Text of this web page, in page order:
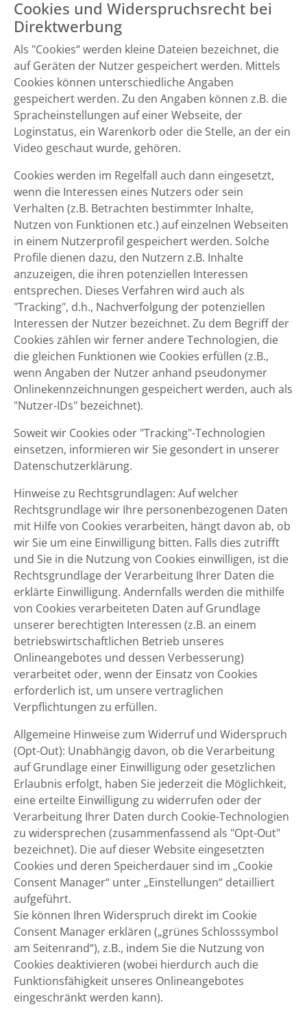
Cookies und Widerspruchsrecht bei
Direktwerbung
Als "Cookies“ werden kleine Dateien bezeichnet, die
auf Geräten der Nutzer gespeichert werden. Mittels
Cookies können unterschiedliche Angaben
gespeichert werden. Zu den Angaben können z.B. die
Spracheinstellungen auf einer Webseite, der
Loginstatus, ein Warenkorb oder die Stelle, an der ein
Video geschaut wurde, gehören.
Cookies werden im Regelfall auch dann eingesetzt,
wenn die Interessen eines Nutzers oder sein
Verhalten (z.B. Betrachten bestimmter Inhalte,
Nutzen von Funktionen etc.) auf einzelnen Webseiten
in einem Nutzerprofil gespeichert werden. Solche
Profile dienen dazu, den Nutzern z.B. Inhalte
anzuzeigen, die ihren potenziellen Interessen
entsprechen. Dieses Verfahren wird auch als
"Tracking", d.h., Nachverfolgung der potenziellen
Interessen der Nutzer bezeichnet. Zu dem Begriff der
Cookies zählen wir ferner andere Technologien, die
die gleichen Funktionen wie Cookies erfüllen (z.B.,
wenn Angaben der Nutzer anhand pseudonymer
Onlinekennzeichnungen gespeichert werden, auch als
"Nutzer-IDs" bezeichnet).
Soweit wir Cookies oder "Tracking"-Technologien
einsetzen, informieren wir Sie gesondert in unserer
Datenschutzerklärung.
Hinweise zu Rechtsgrundlagen: Auf welcher
Rechtsgrundlage wir Ihre personenbezogenen Daten
mit Hilfe von Cookies verarbeiten, hängt davon ab, ob
wir Sie um eine Einwilligung bitten. Falls dies zutrifft
und Sie in die Nutzung von Cookies einwilligen, ist die
Rechtsgrundlage der Verarbeitung Ihrer Daten die
erklärte Einwilligung. Andernfalls werden die mithilfe
von Cookies verarbeiteten Daten auf Grundlage
unserer berechtigten Interessen (z.B. an einem
betriebswirtschaftlichen Betrieb unseres
Onlineangebotes und dessen Verbesserung)
verarbeitet oder, wenn der Einsatz von Cookies
erforderlich ist, um unsere vertraglichen
Verpflichtungen zu erfüllen.
Allgemeine Hinweise zum Widerruf und Widerspruch
(Opt-Out): Unabhängig davon, ob die Verarbeitung
auf Grundlage einer Einwilligung oder gesetzlichen
Erlaubnis erfolgt, haben Sie jederzeit die Möglichkeit,
eine erteilte Einwilligung zu widerrufen oder der
Verarbeitung Ihrer Daten durch Cookie-Technologien
zu widersprechen (zusammenfassend als "Opt-Out"
bezeichnet). Die auf dieser Website eingesetzten
Cookies und deren Speicherdauer sind im „Cookie
Consent Manager“ unter „Einstellungen“ detailliert
aufgeführt.
Sie können Ihren Widerspruch direkt im Cookie
Consent Manager erklären („grünes Schlosssymbol
am Seitenrand“), z.B., indem Sie die Nutzung von
Cookies deaktivieren (wobei hierdurch auch die
Funktionsfähigkeit unseres Onlineangebotes
eingeschränkt werden kann).